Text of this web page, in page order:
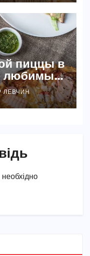
пиццы в
любимых
ЛЕВЧИН